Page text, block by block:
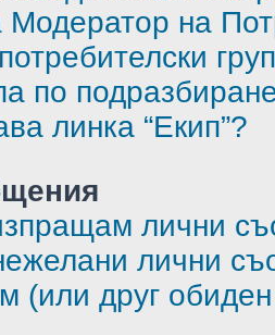
Модератор на
по
линка “Екип”?
лични
лични
(или друг